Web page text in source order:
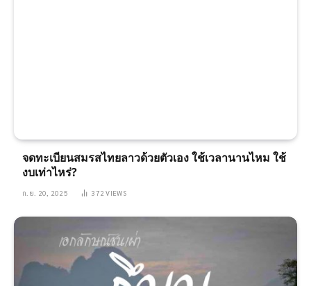
จดทะเบียนสมรสไทยลาวด้วยตัวเอง ใช้เวลานานไหม ใช้
งบเท่าไหร่?
ก.ย. 20, 2025 372VIEWS